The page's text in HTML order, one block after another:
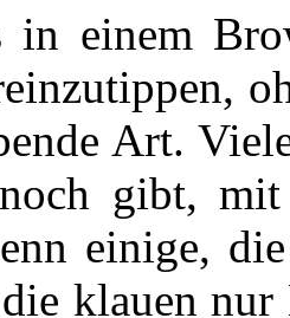
in einem
Art.
gibt, mit
einige,
klauen